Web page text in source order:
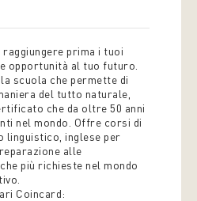
prima i tuoi
opportunità al tuo futuro.
scuola che permette di
del tutto naturale,
che da oltre 50 anni
nel mondo. Offre corsi di
linguistico, inglese per
alle
più richieste nel mondo
Coincard: